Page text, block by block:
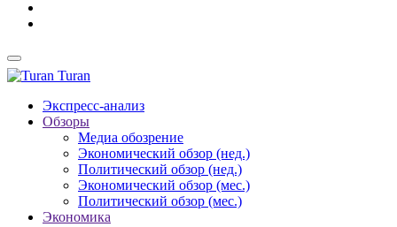
Turan
Экспресс-анализ
Обзоры
Медиа обозрение
Экономический обзор (нед.)
Политический обзор (нед.)
Экономический обзор (мес.)
Политический обзор (мес.)
Экономика